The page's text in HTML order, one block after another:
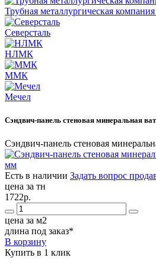
Трубная металлургическая
Северсталь
НЛМК
ММК
Мечел
Сэндвич-панель стеновая минеральная
Сэндвич-панель стеновая
Есть в наличии Задать вопрос
цена за тн
1722р.
цена за м2
длина под заказ*
В корзину
Купить в 1 клик